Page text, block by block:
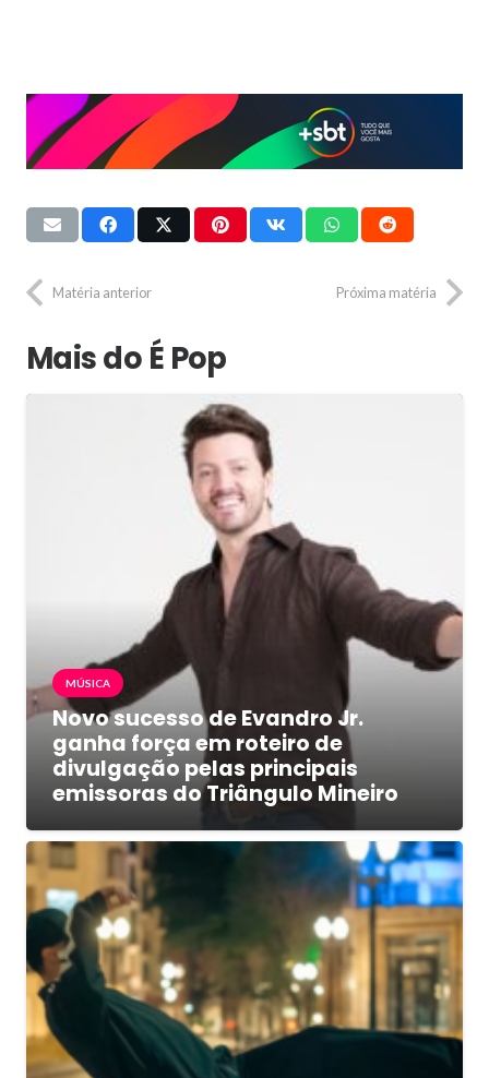
Matéria anterior Próxima matéria
Mais do É Pop
MÚSICA
Novo sucesso de Evandro Jr.
ganha força em roteiro de
divulgação pelas principais
emissoras do Triângulo Mineiro